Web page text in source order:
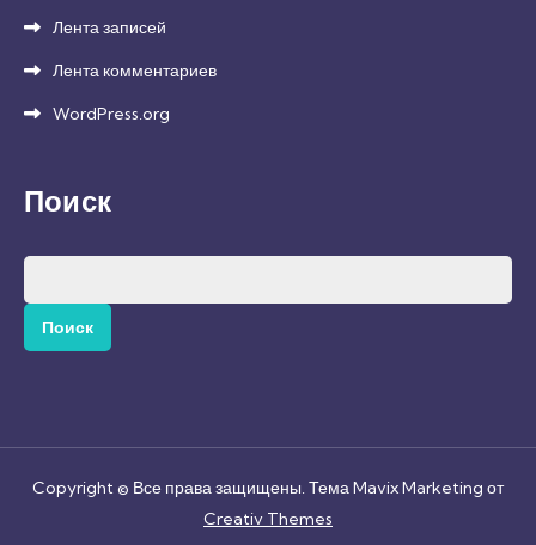
Лента записей
Лента комментариев
WordPress.org
Поиск
Copyright © Все права защищены. Тема Mavix Marketing от
Creativ Themes